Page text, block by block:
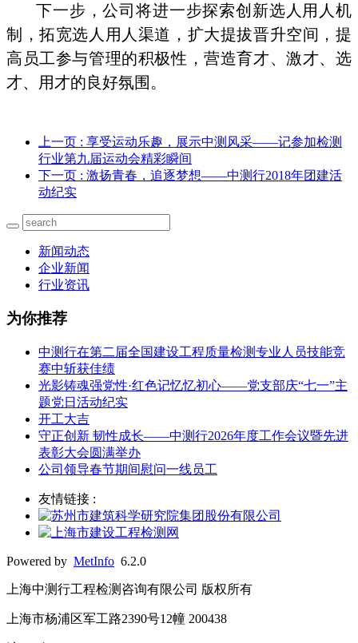
下一步，公司将进一步探索创新选人用人机
制，拓宽选人用人渠道，扩大提拔晋升空间，提
高员工参与管理的积极性，营造育才、激才、选
才、用才的良好氛围。
上一页 : 享受运动乐趣，展示中测风采——记参加检测
行业第九届运动会精彩瞬间
下一页 : 激扬青春，追逐梦想——中测行2018年团建活
动纪实
新闻动态
企业新闻
行业资讯
为你推荐
中测行在第二届全国建设工程质量检测专业人员技能竞
赛中斩获佳绩
光影铸魂强党性·红色记忆忆初心——党支部庆“七一”主
题党日活动纪实
开工大吉
守正创新 韧性成长——中测行2026年度工作会议暨先进
表彰大会圆满举办
公司领导春节期间慰问一线员工
友情链接 :
Powered by MetInfo 6.2.0
上海中测行工程检测咨询有限公司 版权所有
上海市杨浦区军工路2390号12幢 200438